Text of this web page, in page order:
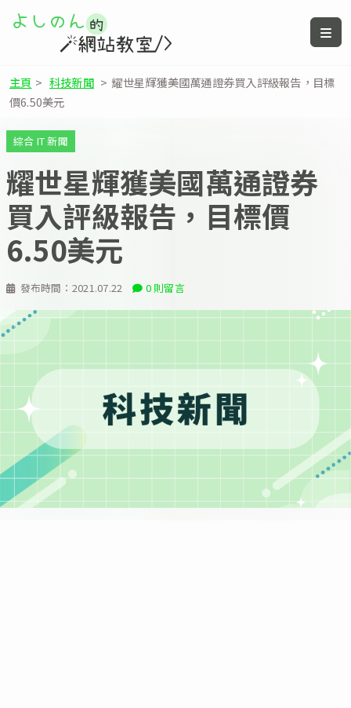
主頁 > 科技新聞 > 耀世星輝獲美國萬通證券買入評級報告，目標
價6.50美元
發布時間： 2021.07.22 0 則留言
綜合 IT 新聞
耀世星輝獲美國萬通證券
買入評級報告，目標價
6.50美元